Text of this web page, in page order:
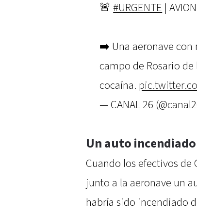
🚨#URGENTE |
➡️ Una aeronave con
campo de Rosario
cocaína.
— CANAL 26
Un auto
Cuando los efectivos de
junto a la aeronave un
habría sido incendiado